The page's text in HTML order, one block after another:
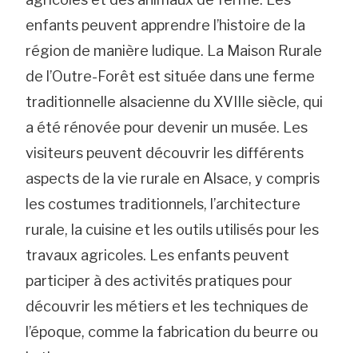
enfants peuvent apprendre l’histoire de la
région de manière ludique. La Maison Rurale
de l’Outre-Forêt est située dans une ferme
traditionnelle alsacienne du XVIIIe siècle, qui
a été rénovée pour devenir un musée. Les
visiteurs peuvent découvrir les différents
aspects de la vie rurale en Alsace, y compris
les costumes traditionnels, l’architecture
rurale, la cuisine et les outils utilisés pour les
travaux agricoles. Les enfants peuvent
participer à des activités pratiques pour
découvrir les métiers et les techniques de
l’époque, comme la fabrication du beurre ou